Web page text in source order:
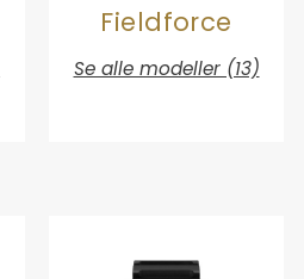
Fieldforce
Se alle modeller (13)